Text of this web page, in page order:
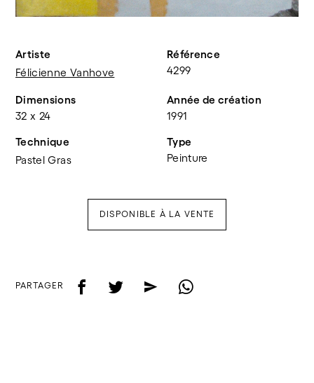
Artiste
Félicienne Vanhove
Référence
4299
Dimensions
32 x 24
Année de création
1991
Technique
Pastel Gras
Type
Peinture
DISPONIBLE À LA VENTE
PARTAGER f t e w